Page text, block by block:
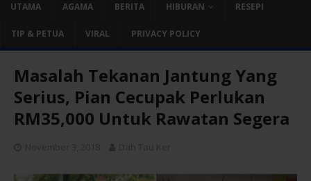
UTAMA AGAMA BERITA HIBURAN RESEPI
TIP & PETUA VIRAL PRIVACY POLICY
Masalah Tekanan Jantung Yang
Serius, Pian Cecupak Perlukan
RM35,000 Untuk Rawatan Segera